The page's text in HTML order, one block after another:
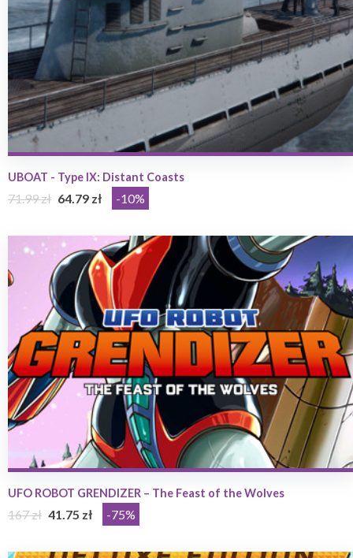
UBOAT - Type IX: Distant Coasts
71.99 zł 64.79 zł -10%
UFO ROBOT GRENDIZER – The Feast of the Wolves
167 zł 41.75 zł -75%